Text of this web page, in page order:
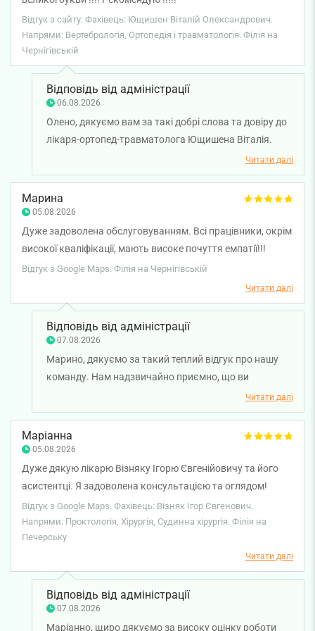
пацієнтів, яких неможливо ідентифікувати, можуть
бути видалені. Ознайомитися з Політикою
приватності можна на сайті клініки:
https://smartmedicalcenter.ua/privacy/. Будемо вдячні
за зворотний зв’язок та бажаємо вам міцного
здоров’я.
Відгук з сайту. Фахівець: Ющишен Віталій Олександрович.
Напрями: Вертебрологія, Ортопедія і травматологія. Філія на
Чернігівській
Відповідь від адміністрації
06.08.2026
Олено, дякуємо вам за такі добрі слова та довіру до
лікаря-ортопед-травматолога Ющишена Віталія.
Дуже раді, що ви задоволені візитом до лікаря.
Бажаємо вам міцного здоров'я!
Читати далі
Марина
05.08.2026
Дуже задоволена обслуговуванням. Всі працівники, окрім
високої кваліфікації, мають високе почуття емпатії!!!
Відгук з Google Maps. Філія на Чернігівській
Читати далі
Відповідь від адміністрації
07.08.2026
Марино, дякуємо за такий теплий відгук про нашу
команду. Нам надзвичайно приємно, що ви
відзначили не лише професіоналізм працівників, а й
їхню уважність, людяність та турботливе ставлення.
Читати далі
Маріанна
05.08.2026
Дуже дякую лікарю Візняку Ігорю Євгенійовичу та його
асистентці. Я задоволена консультацією та оглядом!
Рекомендую
Відгук з Google Maps. Фахівець: Візняк Ігор Євгенович.
Напрями: Проктологія, Хірургія, Судинна хірургія. Філія на
Печерську
Читати далі
Відповідь від адміністрації
07.08.2026
Маріанно, щиро дякуємо за високу оцінку роботи